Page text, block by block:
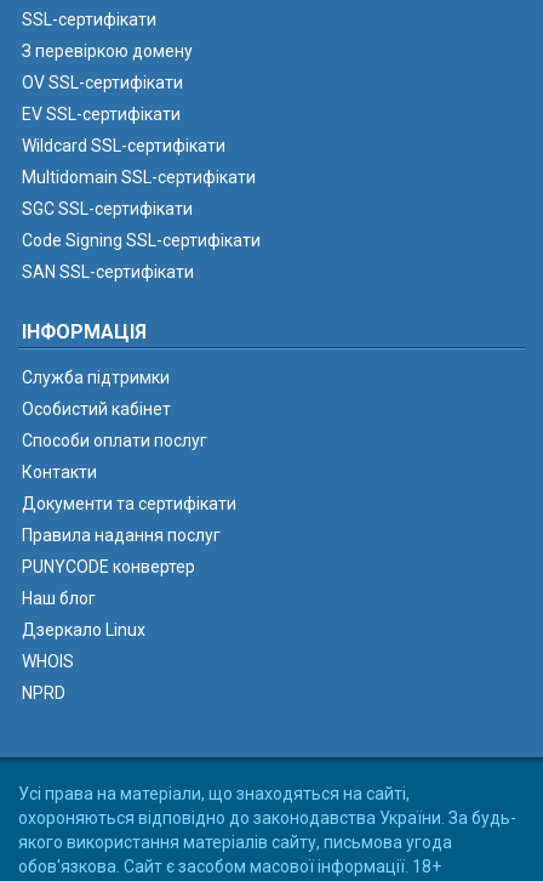
SSL-сертифікати
З перевіркою домену
OV SSL-сертифікати
EV SSL-сертифікати
Wildcard SSL-сертифікати
Multidomain SSL-сертифікати
SGC SSL-сертифікати
Code Signing SSL-сертифікати
SAN SSL-сертифікати
ІНФОРМАЦІЯ
Служба підтримки
Особистий кабінет
Способи оплати послуг
Контакти
Документи та сертифікати
Правила надання послуг
PUNYCODE конвертер
Наш блог
Дзеркало Linux
WHOIS
NPRD
Усі права на матеріали, що знаходяться на сайті,
охороняються відповідно до законодавства України. За будь-
якого використання матеріалів сайту, письмова угода
обов'язкова. Сайт є засобом масової інформації. 18+